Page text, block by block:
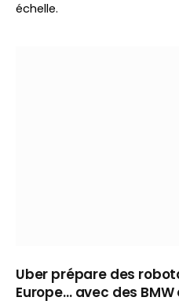
échelle.
Uber prépare des
Europe… avec des